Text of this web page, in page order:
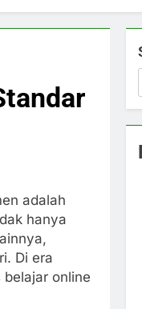
adalah
hanya
Di era
online